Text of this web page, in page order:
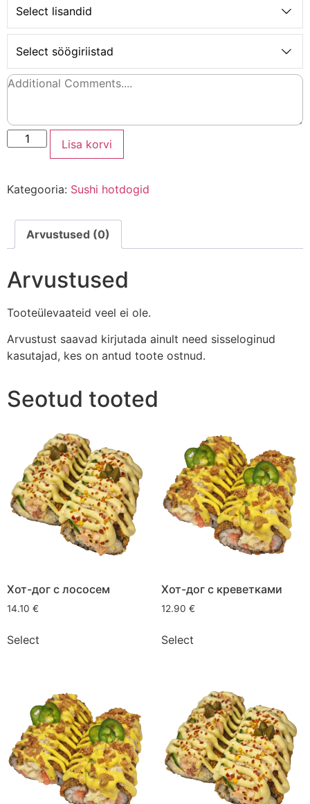
Select lisandid
Select söögiriistad
Lisa korvi
Kategooria: Sushi hotdogid
Arvustused (0)
Arvustused
Tooteülevaateid veel ei ole.
Arvustust saavad kirjutada ainult need sisseloginud
kasutajad, kes on antud toote ostnud.
Seotud tooted
Хот-дог с лососем
14.10 €
Select
Хот-дог с креветками
12.90 €
Select